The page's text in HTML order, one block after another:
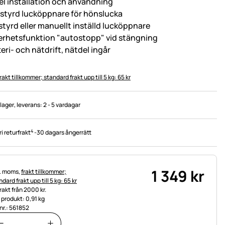
lucköppnare för hönslucka
eller manuellt inställd lucköppnare
"autostopp" vid stängning
och nätdrift, nätdel ingår
tillkommer; standard frakt upp till 5 kg: 65 kr
, leverans:2 - 5 vardagar
returfrakt4-30 dagars ångerrätt
moms,frakt tillkommer;
frakt upp till 5 kg: 65 kr
från 2000 kr.
0,91 kg
561852
1 349 kr